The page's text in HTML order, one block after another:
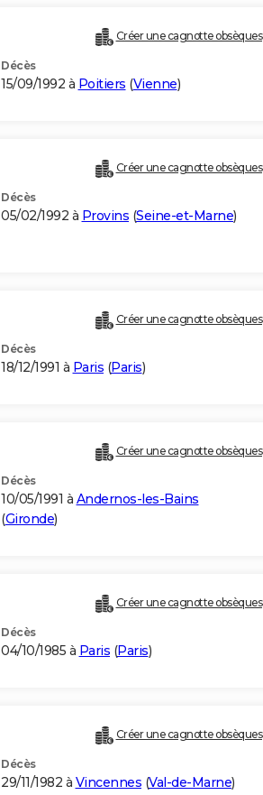
Créer une cagnotte obsèques
Décès
15/09/1992 à Poitiers (Vienne)
Créer une cagnotte obsèques
Décès
05/02/1992 à Provins (Seine-et-Marne)
Créer une cagnotte obsèques
Décès
18/12/1991 à Paris (Paris)
Créer une cagnotte obsèques
Décès
10/05/1991 à Andernos-les-Bains
(Gironde)
Créer une cagnotte obsèques
Décès
04/10/1985 à Paris (Paris)
Créer une cagnotte obsèques
Décès
29/11/1982 à Vincennes (Val-de-Marne)